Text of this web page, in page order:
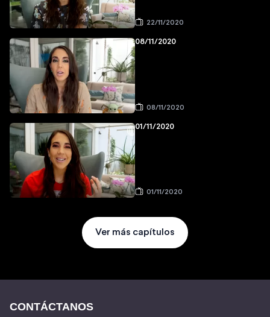
22/11/2020
08/11/2020
08/11/2020
01/11/2020
01/11/2020
Ver más capítulos
CONTÁCTANOS